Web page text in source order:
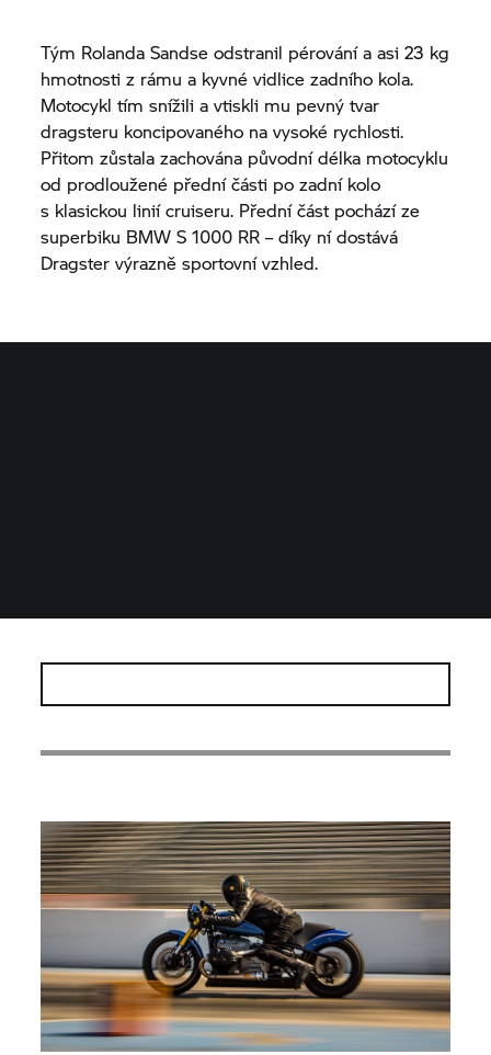
Tým Rolanda Sandse odstranil pérování a asi 23 kg
hmotnosti z rámu a kyvné vidlice zadního kola.
Motocykl tím snížili a vtiskli mu pevný tvar
dragsteru koncipovaného na vysoké rychlosti.
Přitom zůstala zachována původní délka motocyklu
od prodloužené přední části po zadní kolo
s klasickou linií cruiseru. Přední část pochází ze
superbiku BMWS 1000 RR – díky ní dostává
Dragster výrazně sportovní vzhled.